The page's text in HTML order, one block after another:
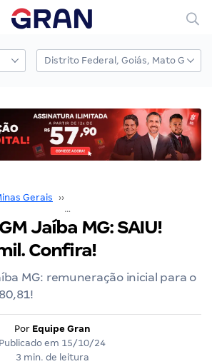
Gerais ››
Jaíba MG: SAIU!
Confira!
MG: remuneração inicial para o
Por Equipe Gran
Publicado em 15/10/24
3 min. de leitura